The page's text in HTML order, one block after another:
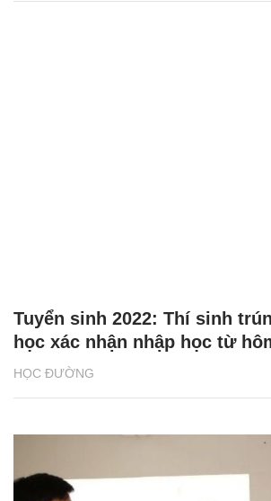
HỌC ĐƯỜNG
Tuyển sinh 2022: Thí sinh
học xác nhận nhập học từ